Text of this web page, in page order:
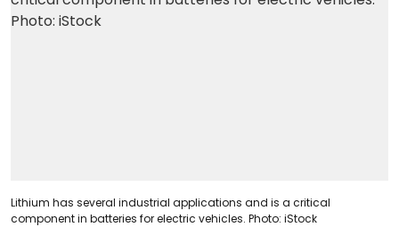
Lithium has several industrial applications and is a critical
component in batteries for electric vehicles. Photo: iStock